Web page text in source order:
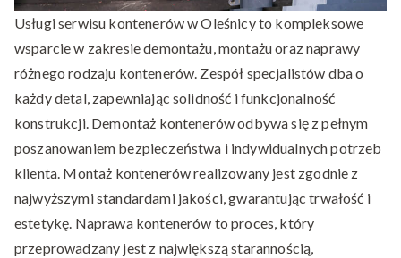
Usługi serwisu kontenerów w Oleśnicy to kompleksowe
wsparcie w zakresie demontażu, montażu oraz naprawy
różnego rodzaju kontenerów. Zespół specjalistów dba o
każdy detal, zapewniając solidność i funkcjonalność
konstrukcji. Demontaż kontenerów odbywa się z pełnym
poszanowaniem bezpieczeństwa i indywidualnych potrzeb
klienta. Montaż kontenerów realizowany jest zgodnie z
najwyższymi standardami jakości, gwarantując trwałość i
estetykę. Naprawa kontenerów to proces, który
przeprowadzany jest z największą starannością,